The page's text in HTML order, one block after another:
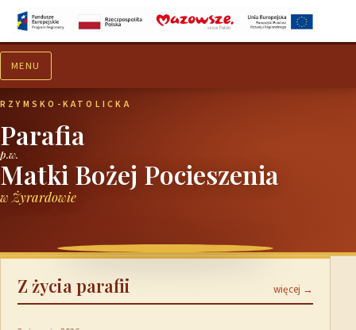
MENU
RZYMSKO-KATOLICKA
Parafia
p.w.
Matki Bożej Pocieszenia
w Żyrardowie
Z życia parafii więcej →